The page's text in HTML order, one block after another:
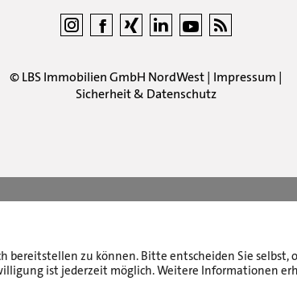
©LBS Immobilien GmbH NordWest| Impressum |
Sicherheit & Datenschutz
zu können. Bitte entscheiden Sie selbst,
ist jederzeit möglich. Weitere Informationen